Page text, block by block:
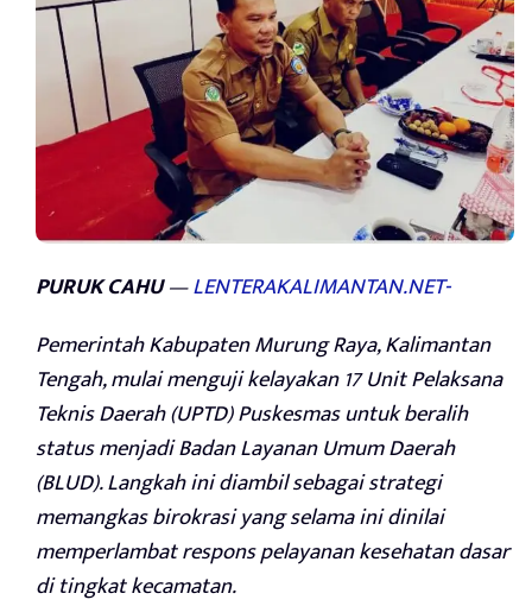
PURUK CAHU—LENTERAKALIMANTAN.NET-
Pemerintah Kabupaten Murung Raya, Kalimantan
Tengah, mulai menguji kelayakan 17 Unit Pelaksana
Teknis Daerah (UPTD) Puskesmas untuk beralih
status menjadi Badan Layanan Umum Daerah
(BLUD). Langkah ini diambil sebagai strategi
memangkas birokrasi yang selama ini dinilai
memperlambat respons pelayanan kesehatan dasar
di tingkat kecamatan.